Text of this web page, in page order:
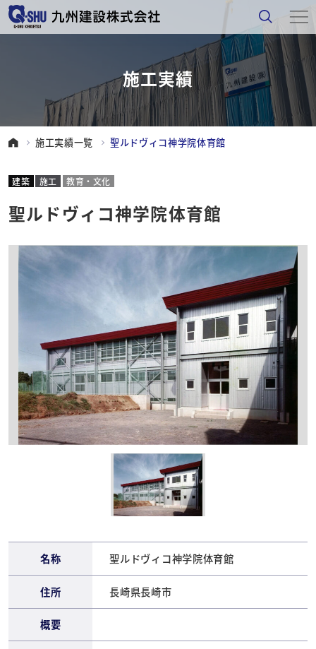
施工実績
施工実績一覧 聖ルドヴィコ神学院体育館
建築 施工 教育・文化
聖ルドヴィコ神学院体育館
名称 聖ルドヴィコ神学院体育館
住所 長崎県長崎市
概要